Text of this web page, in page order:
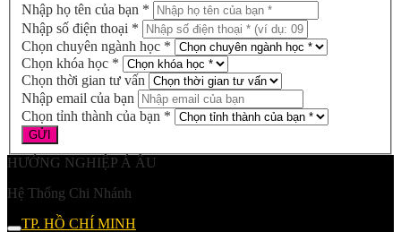
Nhập họ tên của bạn *
Nhập số điện thoại *
Chọn chuyên ngành học *
Chọn khóa học *
Chọn thời gian tư vấn
Nhập email của bạn
Chọn tỉnh thành của bạn *
HƯỚNG NGHIỆP Á ÂU
Hệ Thống Chi Nhánh
TP. HỒ CHÍ MINH